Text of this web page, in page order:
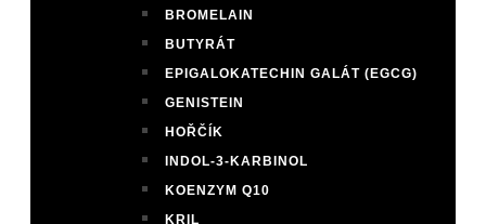
BROMELAIN
BUTYRÁT
EPIGALOKATECHIN GALÁT (EGCG)
GENISTEIN
HOŘČÍK
INDOL-3-KARBINOL
KOENZYM Q10
KRIL